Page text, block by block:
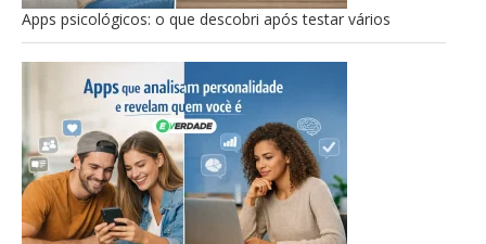
Apps psicológicos: o que descobri após testar vários